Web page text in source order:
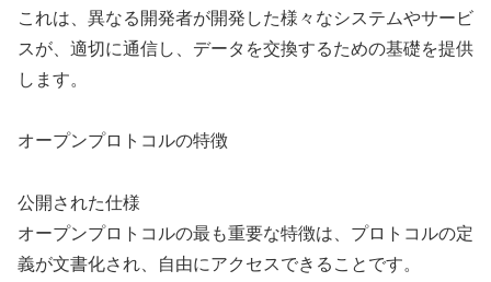
これは、異なる開発者が開発した様々なシステムやサービ
スが、適切に通信し、データを交換するための基礎を提供
します。
オープンプロトコルの特徴
公開された仕様
オープンプロトコルの最も重要な特徴は、プロトコルの定
義が文書化され、自由にアクセスできることです。